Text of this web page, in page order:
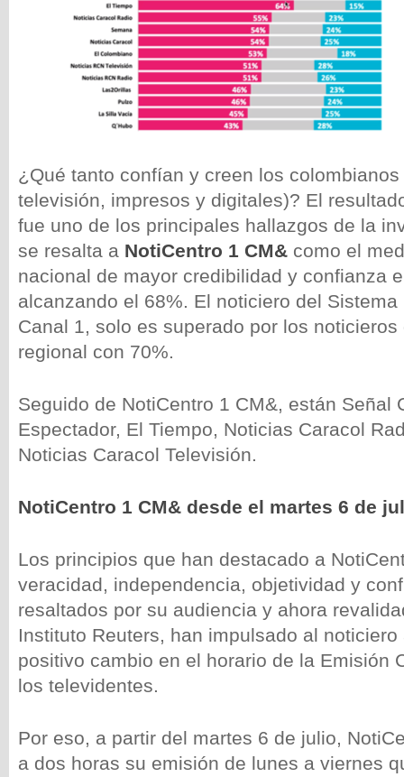
¿Qué tanto confían y creen los
televisión, impresos y digitales)? El
fue uno de los principales hallazgos de la
se resalta a NotiCentro 1 CM& como el
nacional de mayor credibilidad y confianza
alcanzando el 68%. El noticiero del
Canal 1, solo es superado por los
regional con 70%.
Seguido de NotiCentro 1 CM&, están Señal
Espectador, El Tiempo, Noticias Caracol
Noticias Caracol Televisión.
NotiCentro 1 CM& desde el martes 6 de
Los principios que han destacado a
veracidad, independencia, objetividad y
resaltados por su audiencia y ahora
Instituto Reuters, han impulsado al
positivo cambio en el horario de la Emisión
los televidentes.
Por eso, a partir del martes 6 de julio,
a dos horas su emisión de lunes a viernes